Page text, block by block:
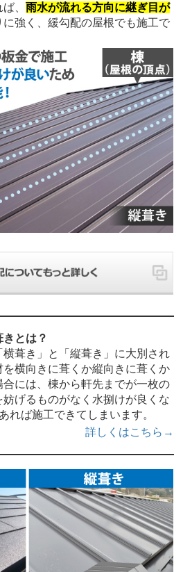
ば、雨水が流れる方向に継ぎ目が
に強く、緩勾配の屋根でも施工で
とは？
葺き」と「縦葺き」に大別され
横向きに葺くか縦向きに葺くか
には、棟から軒先までが一枚の
げるものがなく水捌けが良くな
れば施工できてしまいます。
詳しくはこちら→